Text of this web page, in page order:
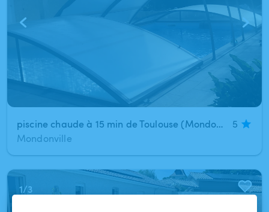
piscine chaude à 15 min de Toulouse (Mondonville) sans vis à vis au calme
5
Mondonville
1/3